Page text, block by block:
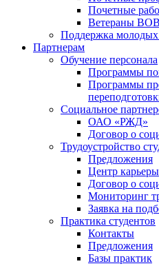
Почетные
Ветераны
Поддержка молодых
Партнерам
Обучение персонала
Программы
Программы
Социальное
ОАО «РЖД»
Договор о
Трудоустройство
Предложения
Центр карьеры
Договор о
Мониторинг
Заявка на
Практика студентов
Контакты
Предложения
Базы практик